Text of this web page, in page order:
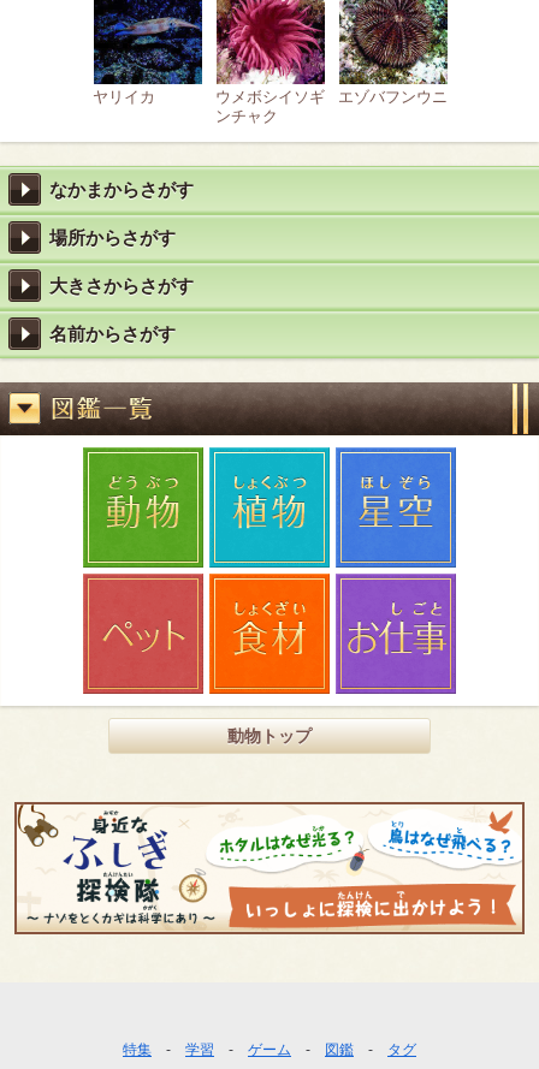
ヤリイカ
ウメボシイソギ
ンチャク
エゾバフンウニ
なかまからさがす
場所からさがす
大きさからさがす
名前からさがす
動物トップ
特集 学習 ゲーム 図鑑 タグ